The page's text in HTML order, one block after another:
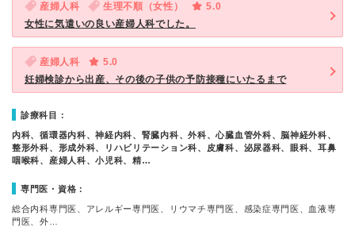
産婦人科 生理不順（女性）
5.0
女性に気遣いの良い産婦人科でした。
産婦人科
5.0
妊婦検診から出産、その後の子供の予防接種にいたるまで
診療科目：
内科、循環器内科、神経内科、腎臓内科、外科、心臓血管外科、脳神経外科、
整形外科、形成外科、リハビリテーション科、皮膚科、泌尿器科、眼科、耳鼻
咽喉科、産婦人科、小児科、精…
専門医・資格：
総合内科専門医、アレルギー専門医、リウマチ専門医、感染症専門医、血液専
門医、外…